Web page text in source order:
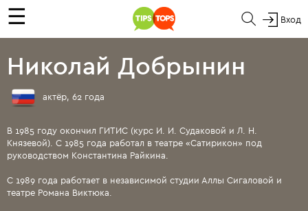
☰ Вход
Николай Добрынин
актёр, 62 года
В 1985 году окончил ГИТИС (курс И. И. Судаковой и Л. Н.
Князевой). С 1985 года работал в театре «Сатирикон» под
руководством Константина Райкина.
С 1989 года работает в независимой студии Аллы Сигаловой и
театре Романа Виктюка.